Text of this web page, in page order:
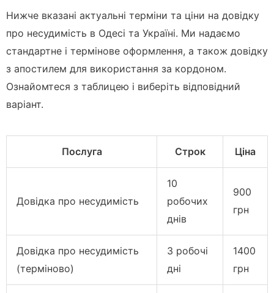
Нижче вказані актуальні терміни та ціни на довідку
про несудимість в Одесі та Україні. Ми надаємо
стандартне і термінове оформлення, а також довідку
з апостилем для використання за кордоном.
Ознайомтеся з таблицею і виберіть відповідний
варіант.
Послуга Строк Ціна
Довідка про несудимість
10
робочих
днів
900
грн
Довідка про несудимість
(терміново)
3 робочі
дні
1400
грн